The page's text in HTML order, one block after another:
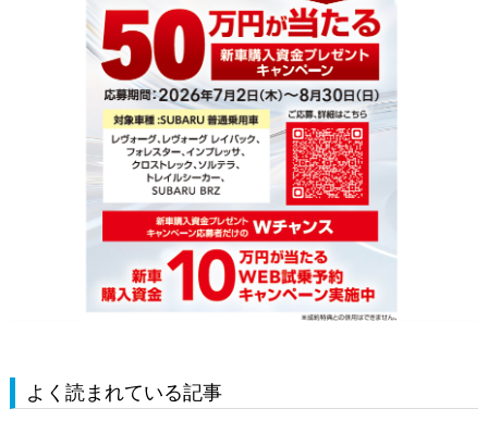
よく読まれている記事